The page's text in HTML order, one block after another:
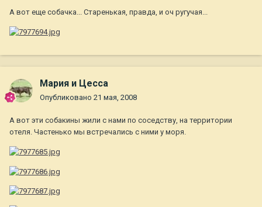
А вот еще собачка... Старенькая, правда, и оч ругучая...
Мария и Цесса
Опубликовано 21 мая, 2008
А вот эти собакины жили с нами по соседству, на территории
отеля. Частенько мы встречались с ними у моря.